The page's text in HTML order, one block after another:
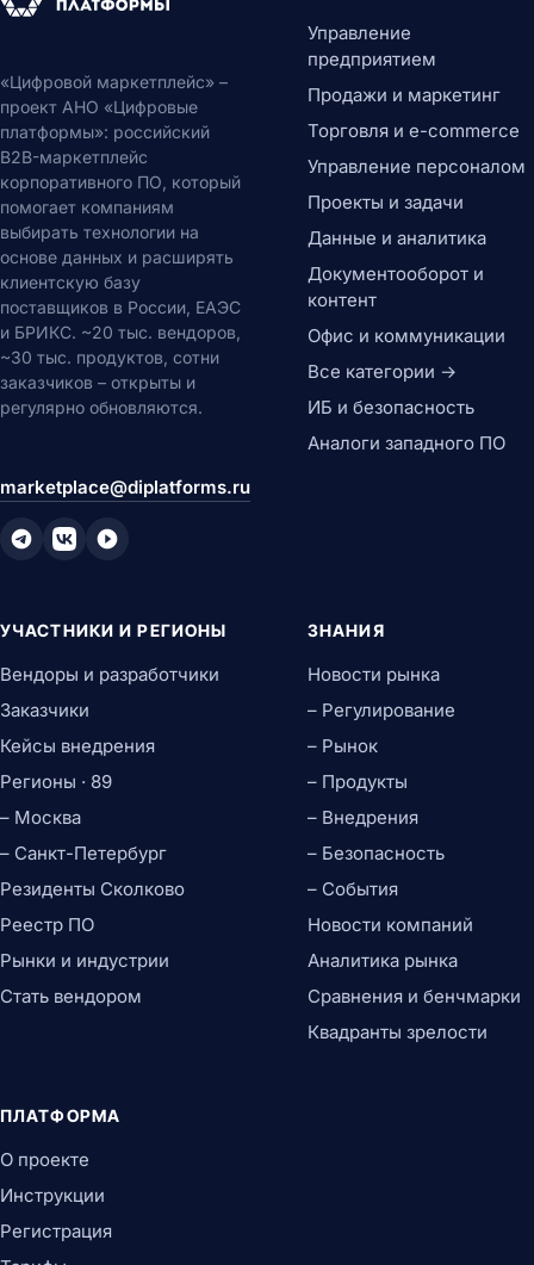
«Цифровой маркетплейс» –
проект АНО «Цифровые
платформы»: российский
B2B-маркетплейс
корпоративного ПО, который
помогает компаниям
выбирать технологии на
основе данных и расширять
клиентскую базу
поставщиков в России, ЕАЭС
и БРИКС. ~20 тыс. вендоров,
~30 тыс. продуктов, сотни
заказчиков – открыты и
регулярно обновляются.
marketplace@diplatforms.ru
Управление
предприятием
Продажи и маркетинг
Торговля и e-commerce
Управление персоналом
Проекты и задачи
Данные и аналитика
Документооборот и
контент
Офис и коммуникации
Все категории →
ИБ и безопасность
Аналоги западного ПО
УЧАСТНИКИ И РЕГИОНЫ
Вендоры и разработчики
Заказчики
Кейсы внедрения
Регионы · 89
– Москва
– Санкт-Петербург
Резиденты Сколково
Реестр ПО
Рынки и индустрии
Стать вендором
ЗНАНИЯ
Новости рынка
– Регулирование
– Рынок
– Продукты
– Внедрения
– Безопасность
– События
Новости компаний
Аналитика рынка
Сравнения и бенчмарки
Квадранты зрелости
ПЛАТФОРМА
О проекте
Инструкции
Регистрация